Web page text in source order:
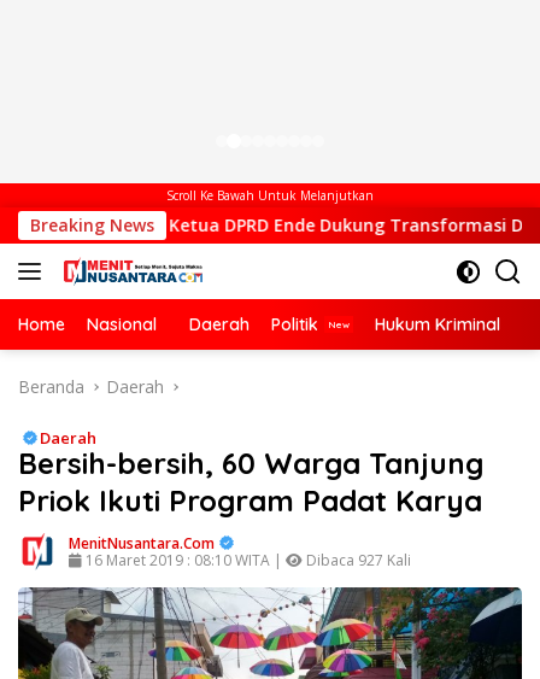
Scroll Ke Bawah Untuk Melanjutkan
Breaking News
Wakil Ketua DPRD Ende Dukung Transformasi Digital,
Home Nasional Daerah Politik Hukum Kriminal
Beranda Daerah
Daerah
Bersih-bersih, 60 Warga Tanjung
Priok Ikuti Program Padat Karya
MenitNusantara.Com
16 Maret 2019 : 08:10 WITA |
Dibaca 927 Kali